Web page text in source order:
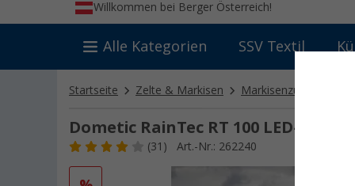
Willkommen bei Berger Österreich!
Alle Kategorien SSV Textil
Startseite Zelte & Markisen Markisenzubehör
Dometic RainTec RT 100 LED-
(31) Art.-Nr.: 262240